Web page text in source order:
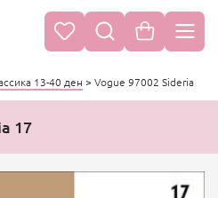
13-40 ден > Vogue 97002 Sideria
17